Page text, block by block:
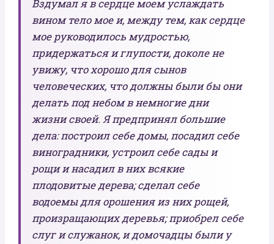
Вздумал я в сердце моем услаждать
вином тело мое и, между тем, как сердце
мое руководилось мудростью,
придержаться и глупости, доколе не
увижу, что хорошо для сынов
человеческих, что должны были бы они
делать под небом в немногие дни
жизни своей. Я предпринял большие
дела: построил себе домы, посадил себе
виноградники, устроил себе сады и
рощи и насадил в них всякие
плодовитые дерева; сделал себе
водоемы для орошения из них рощей,
произращающих деревья; приобрел себе
слуг и служанок, и домочадцы были у